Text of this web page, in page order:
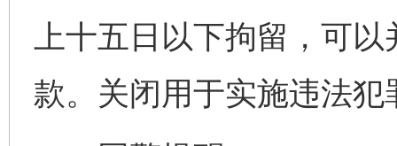
上十五日以下拘留，可
款。关闭用于实施违法